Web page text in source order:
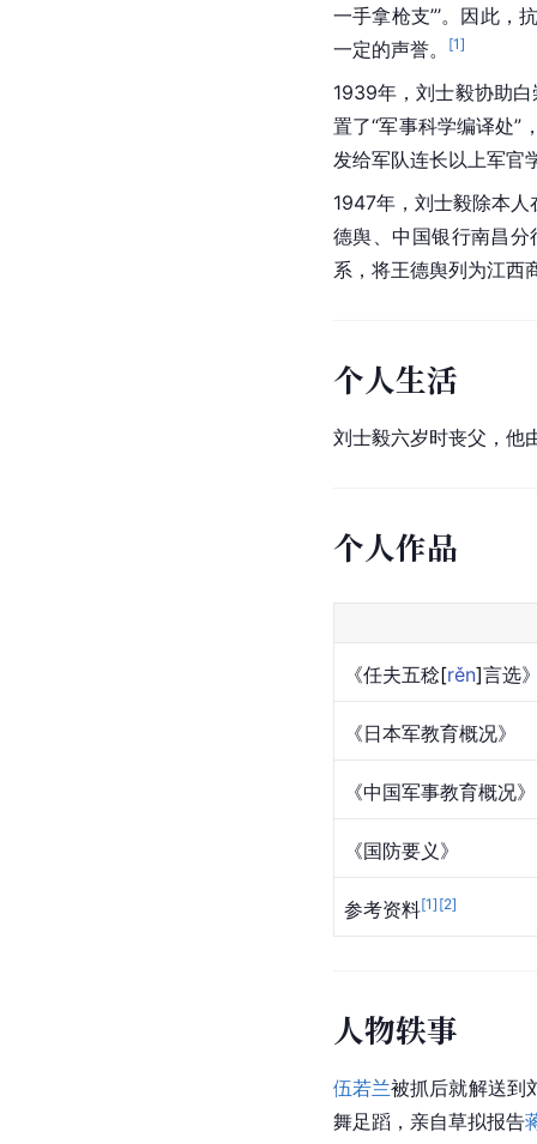
一手拿枪支”’。因此，
一定的声誉。
[1]
1939年，刘士毅协助
置了“军事科学编译处”
发给军队连长以上军官
1947年，刘士毅除本人
德舆、中国银行南昌
系，将王德舆列为江西
个人生活
刘士毅六岁时丧父，他
个人作品
《任夫五稔[rěn]言选
《日本军教育概况》
《中国军事教育概况》
《国防要义》
参考资料[1] [2]
人物轶事
伍若兰被抓后就解送到
舞足蹈，亲自草拟报告